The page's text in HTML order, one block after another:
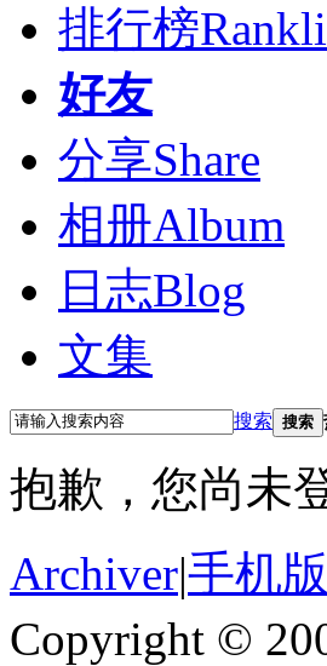
排行榜
好友
分享Share
相册Album
日志Blog
文集
搜索 搜索
抱歉，您尚未
Archiver|手机版
Copyright ©